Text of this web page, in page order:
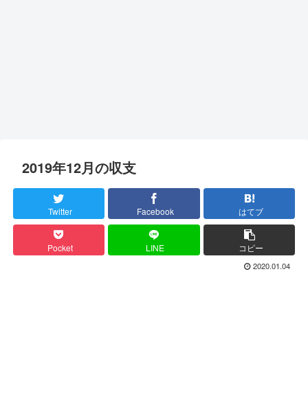
2019年12月の収支
Twitter Facebook はてブ
Pocket LINE コピー
2020.01.04